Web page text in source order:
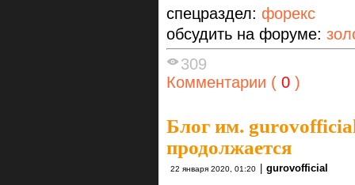
спецраздел: форекс
обсудить на форуме:
309
Комментарии ( 0 )
Блог им.
продолжается
22 января 2020, 01:20 gurovofficial